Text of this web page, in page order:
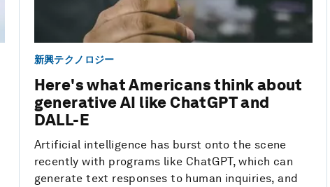
新興テクノロジー
Here's what Americans think about
generative AI like ChatGPT and
DALL-E
Artificial intelligence has burst onto the scene
recently with programs like ChatGPT, which can
generate text responses to human inquiries, and